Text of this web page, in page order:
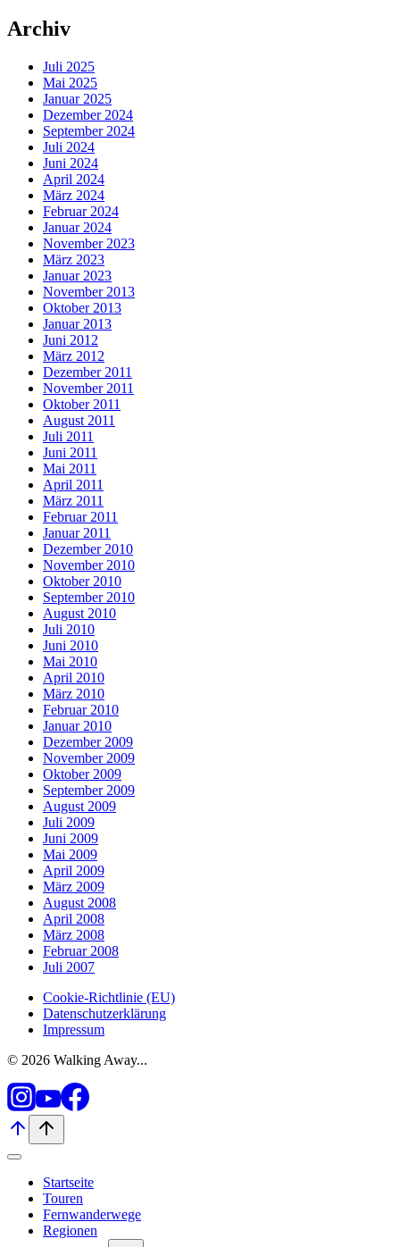
Archiv
Juli 2025
Mai 2025
Januar 2025
Dezember 2024
September 2024
Juli 2024
Juni 2024
April 2024
März 2024
Februar 2024
Januar 2024
November 2023
März 2023
Januar 2023
November 2013
Oktober 2013
Januar 2013
Juni 2012
März 2012
Dezember 2011
November 2011
Oktober 2011
August 2011
Juli 2011
Juni 2011
Mai 2011
April 2011
März 2011
Februar 2011
Januar 2011
Dezember 2010
November 2010
Oktober 2010
September 2010
August 2010
Juli 2010
Juni 2010
Mai 2010
April 2010
März 2010
Februar 2010
Januar 2010
Dezember 2009
November 2009
Oktober 2009
September 2009
August 2009
Juli 2009
Juni 2009
Mai 2009
April 2009
März 2009
August 2008
April 2008
März 2008
Februar 2008
Juli 2007
Cookie-Richtlinie (EU)
Datenschutzerklärung
Impressum
© 2026 Walking Away...
Startseite
Touren
Fernwanderwege
Regionen